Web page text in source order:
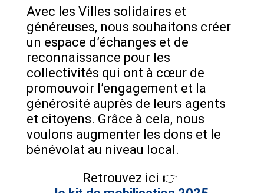
Avec les Villes solidaires et
généreuses, nous souhaitons créer
un espace d’échanges et de
reconnaissance pour les
collectivités qui ont à cœur de
promouvoir l’engagement et la
générosité auprès de leurs agents
et citoyens. Grâce à cela, nous
voulons augmenter les dons et le
bénévolat au niveau local.
Retrouvez ici 👉